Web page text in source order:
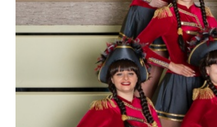
Jahren
Bisher aktiv als/bei